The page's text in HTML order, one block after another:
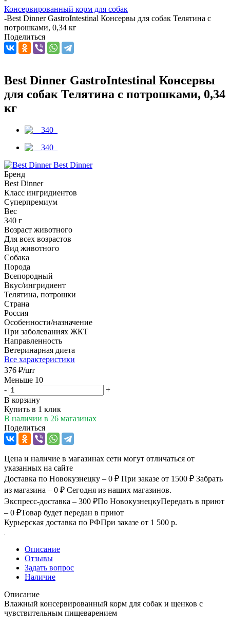
Консервированный корм для собак
-Best Dinner GastroIntestinal Консервы для собак Телятина с
потрошками, 0,34 кг
Поделиться
Best Dinner GastroIntestinal Консервы
для собак Телятина с потрошками, 0,34
кг
Best Dinner
Бренд
Best Dinner
Класс ингридиентов
Суперпремиум
Вес
340 г
Возраст животного
Для всех возрастов
Вид животного
Собака
Порода
Всепородный
Вкус/ингридиент
Телятина, потрошки
Страна
Россия
Особенности/назначение
При заболеваниях ЖКТ
Направленность
Ветеринарная диета
Все характеристики
376 ₽/шт
Меньше 10
-
+
В корзину
Купить в 1 клик
В наличии в 26 магазинах
Поделиться
Цена и наличие в магазинах сети могут отличаться от
указанных на сайте
Доставка по Новокузнецку – 0 ₽ При заказе от 1500 ₽ Забрать
из магазина – 0 ₽ Сегодня из наших магазинов.
Экспресс-доставка – 300 ₽По НовокузнецкуПередать в приют
– 0 ₽Товар будет передан в приют
Курьерская доставка по РФПри заказе от 1 500 р.
Описание
Отзывы
Задать вопрос
Наличие
Описание
Влажный консервированный корм для собак и щенков с
чувствительным пищеварением